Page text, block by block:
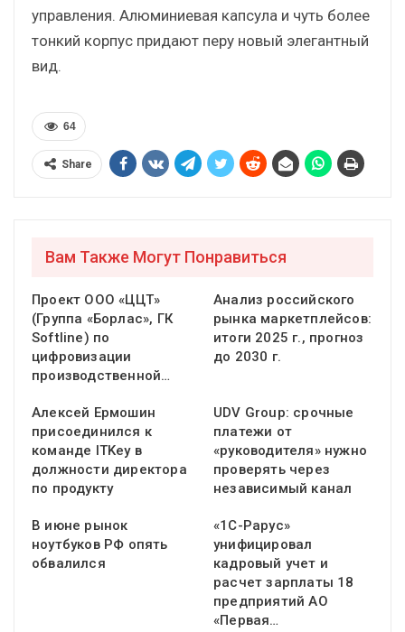
управления. Алюминиевая капсула и чуть более
тонкий корпус придают перу новый элегантный
вид.
64
Share
Вам Также Могут Понравиться
Проект ООО «ЦЦТ»
(Группа «Борлас», ГК
Softline) по
цифровизации
производственной…
Анализ российского
рынка маркетплейсов:
итоги 2025 г., прогноз
до 2030 г.
Алексей Ермошин
присоединился к
команде ITKey в
должности директора
по продукту
UDV Group: срочные
платежи от
«руководителя» нужно
проверять через
независимый канал
В июне рынок
ноутбуков РФ опять
обвалился
«1С-Рарус»
унифицировал
кадровый учет и
расчет зарплаты 18
предприятий АО
«Первая…